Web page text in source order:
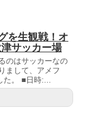
を生観戦！オ
サッカー場
のはサッカーなの
まして、アメフ
た。 ■日時:...